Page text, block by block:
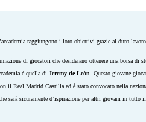
raggiungono i loro obiettivi grazie al duro
di giocatori che desiderano ottenere una borsa
è quella di Jeremy de León . Questo giovane
il Real Madrid Castilla ed è stato convocato nella
sarà sicuramente d’ispirazione per altri giovani in tutto